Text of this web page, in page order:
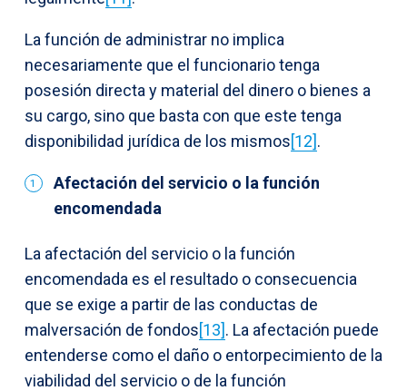
La función de administrar no implica
necesariamente que el funcionario tenga
posesión directa y material del dinero o bienes a
su cargo, sino que basta con que este tenga
disponibilidad jurídica de los mismos[12].
Afectación del servicio o la función
encomendada
La afectación del servicio o la función
encomendada es el resultado o consecuencia
que se exige a partir de las conductas de
malversación de fondos[13]. La afectación puede
entenderse como el daño o entorpecimiento de la
viabilidad del servicio o de la función